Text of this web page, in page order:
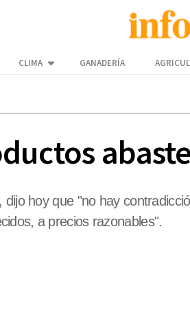
CLIMA GANADERÍA
hoy que "no hay
a precios razonables".